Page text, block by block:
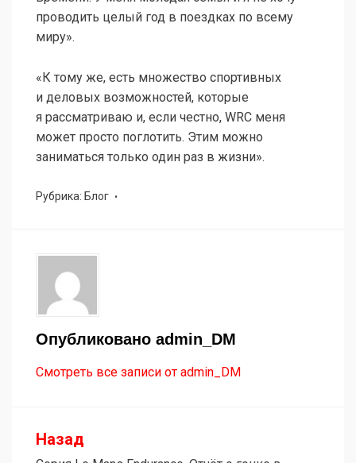
проводить целый год в поездках по всему
миру».
«К тому же, есть множество спортивных
и деловых возможностей, которые
я рассматриваю и, если честно, WRC меня
может просто поглотить. Этим можно
заниматься только один раз в жизни».
Рубрика: Блог
Опубликовано admin_DM
Смотреть все записи от admin_DM
Навигация
Назад